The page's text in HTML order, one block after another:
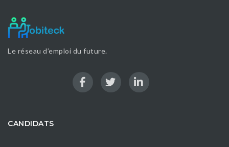
Le réseau d’emploi du future.
CANDIDATS